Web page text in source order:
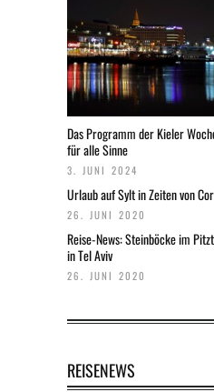
Das Programm der Kieler
für alle Sinne
3. JUNI 2024
Urlaub auf Sylt in Zeiten von
26. JUNI 2020
Reise-News: Steinböcke im
in Tel Aviv
26. JUNI 2020
REISENEWS